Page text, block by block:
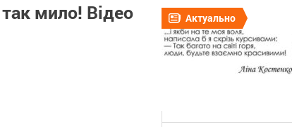
мило! Відео Актуально